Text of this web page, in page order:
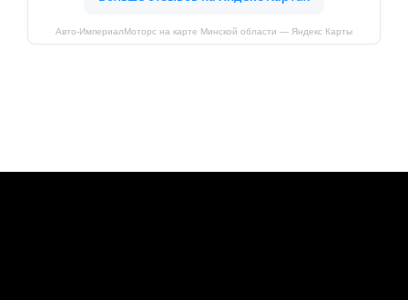
Авто-ИмпериалМоторс на карте Минской области — Яндекс Карты